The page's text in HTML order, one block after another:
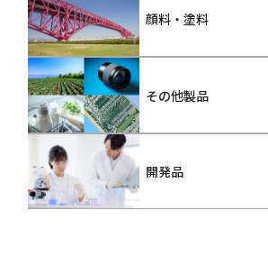
顔料・塗料
その他製品
開発品